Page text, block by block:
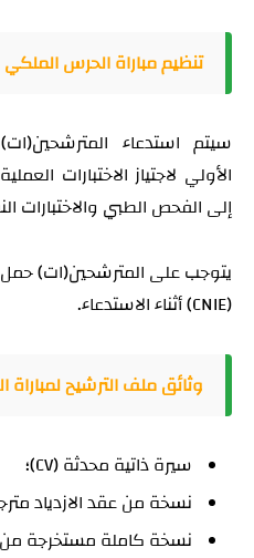
تنظيم مباراة الحرس الملكي
سيتم استدعاء
الأولي لاجتياز الاختبارات
إلى الفحص الطبي والاختبارات
يتوجب على المترشحين(ات) حمل
(CNIE) أثناء الاستدعاء.
وثائق ملف الترشيح
سيرة ذاتية محدثة (CV)؛
نسخة من عقد الازدياد
نسخة كاملة مستخرجة من